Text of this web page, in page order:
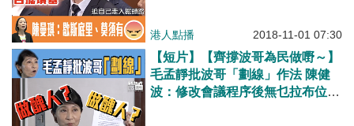
港人點播 2018-11-01 07:30
【短片】【齊撐波哥為民做嘢～】
毛孟靜批波哥「劃線」作法 陳健
波：修改會議程序後無乜拉布位、